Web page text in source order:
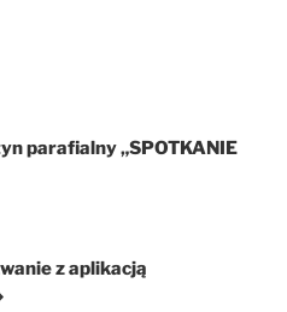
parafialny „SPOTKANIE
z aplikacją